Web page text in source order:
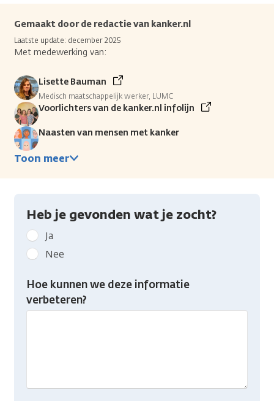
Gemaakt door de redactie van kanker.nl
Laatste update: december 2025
Met medewerking van:
Lisette Bauman
Medisch maatschappelijk werker, LUMC
Voorlichters van de kanker.nl infolijn
Naasten van mensen met kanker
Toon meer
Heb je gevonden wat je zocht?
Geef
kanker.nl
feedback:
Heb
gevonden
Ja
Nee
Hoe kunnen we deze informatie
verbeteren?